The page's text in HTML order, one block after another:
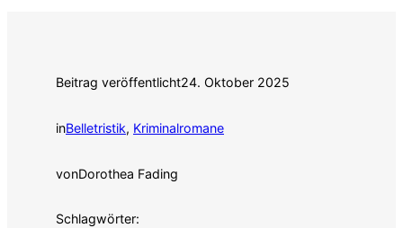
Beitrag veröffentlicht24. Oktober 2025
inBelletristik, Kriminalromane
vonDorothea Fading
Schlagwörter: